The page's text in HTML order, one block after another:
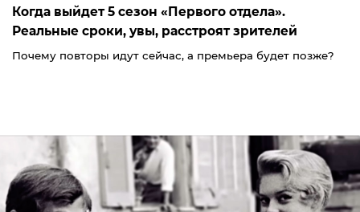
Когда выйдет 5 сезон «Первого отдела».
Реальные сроки, увы, расстроят зрителей
Почему повторы идут сейчас, а премьера будет позже?